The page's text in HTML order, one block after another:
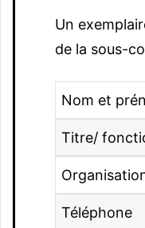
Un
de la sous-
Nom et
Titre/
Téléphone